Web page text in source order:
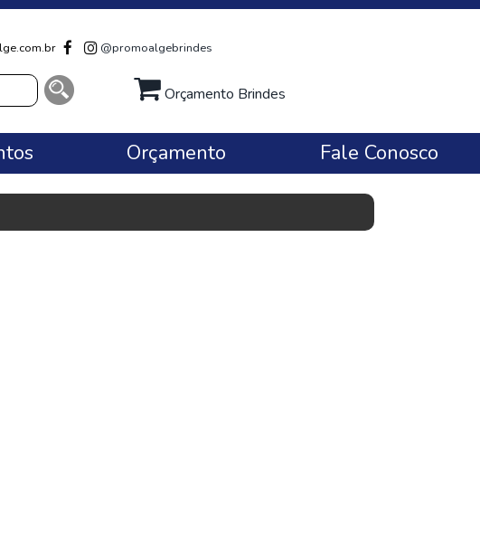
@promoalgebrindes
Orçamento Brindes
Orçamento Fale Conosco